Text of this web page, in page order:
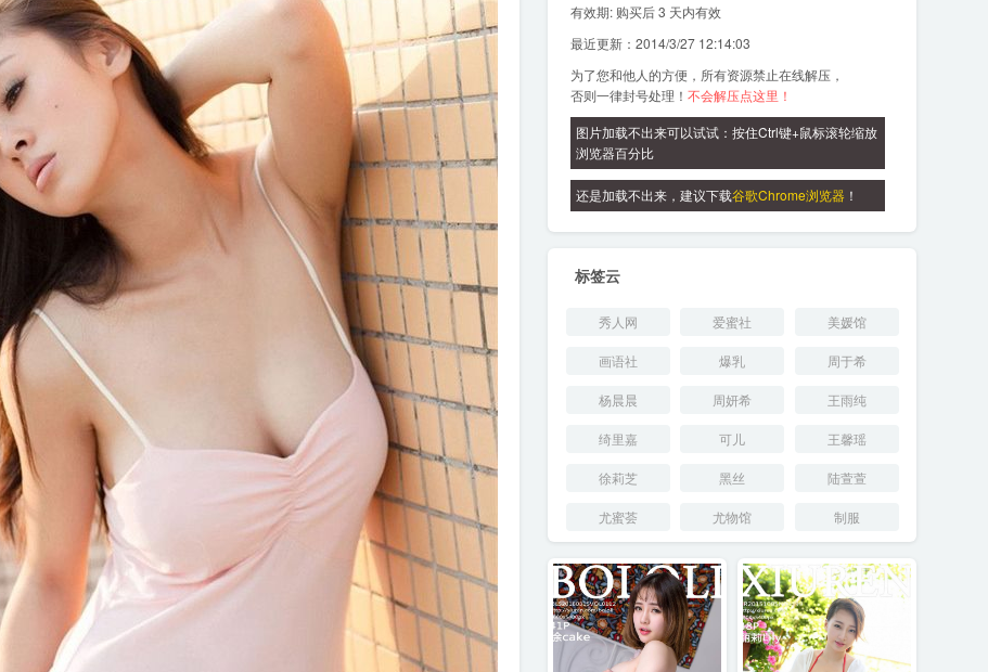
有效期: 购买后 3 天内有效
最近更新：2014/3/27 12:14:03
为了您和他人的方便，所有资源禁止在线解压，
否则一律封号处理！ 不会解压点这里！
图片加载不出来可以试试：按住Ctrl键+鼠标滚轮缩放
浏览器百分比
还是加载不出来，建议下载谷歌Chrome浏览器 ！
标签云
秀人网 爱蜜社 美媛馆
画语社 爆乳 周于希
杨晨晨 周妍希 王雨纯
绮里嘉 可儿 王馨瑶
徐莉芝 黑丝 陆萱萱
尤蜜荟 尤物馆 制服